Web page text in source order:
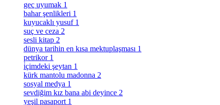
geç uyumak 1
bahar şenlikleri 1
kuyucaklı yusuf 1
suç ve ceza 2
sesli kitap 2
dünya tarihin en kısa mektuplaşması 1
petrikor 1
i̇çimdeki şeytan 1
kürk mantolu madonna 2
sosyal medya 1
sevdiğim kız bana abi deyince 2
yeşil pasaport 1